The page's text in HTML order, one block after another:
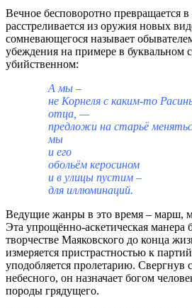
Вечное бесповоротно превращается
расстреливается из оружия новых
сомневающегося называет
убеждения на примере в буквальном
убийственном:
А мы –
не Корнеля с каким-то
отца, —
предложи на старьё
мы
и его
обольём керосином
и в улицы пустим –
для иллюминаций.
Ведущие жанры в это время – марш,
Эта упрощённо-аскетическая манера
творчестве Маяковского до конца
измеряется пристрастностью к
уподобляется пролетарию. Свергнув
небесного, он назначает богом
породы грядущего.